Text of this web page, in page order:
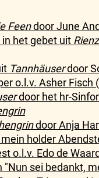
Feendoor June
in het gebet uit
Tannhäuserdoor
o.l.v. Asher
door het hr-
door Anja
holder
o.l.v. Edo de
sei bedankt,